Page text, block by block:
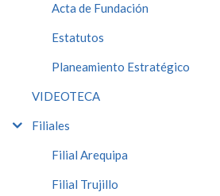
Acta de Fundación
Estatutos
Planeamiento Estratégico
VIDEOTECA
Filiales
Filial Arequipa
Filial Trujillo